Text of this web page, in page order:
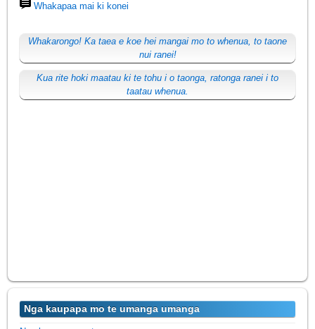
Whakapaa mai ki konei
Whakarongo! Ka taea e koe hei mangai mo to whenua, to taone
nui ranei!
Kua rite hoki maatau ki te tohu i o taonga, ratonga ranei i to
taatau whenua.
Nga kaupapa mo te umanga umanga